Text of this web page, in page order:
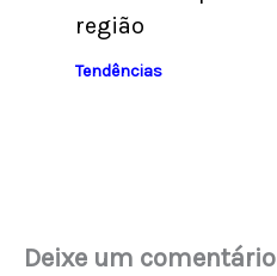
região
Tendências
Deixe um comentário